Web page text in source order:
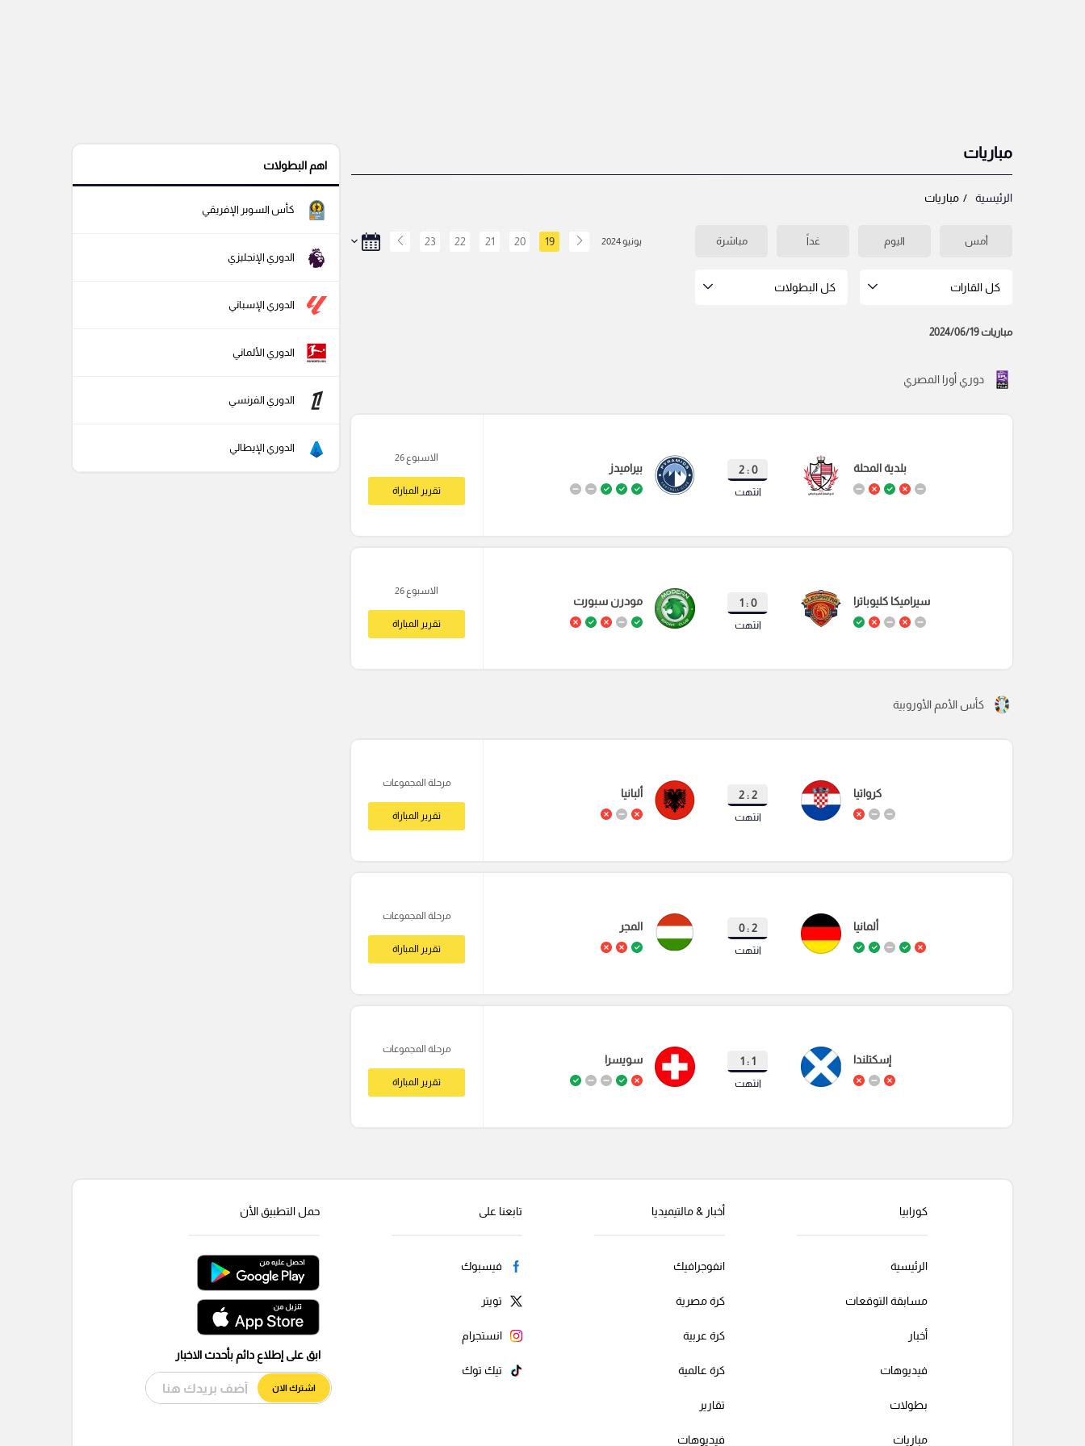
مباريات
الرئيسية مباريات
أمس اليوم غداً مباشرة يونيو 2024 19
20
21
22
23
كل القارات كل البطولات
مباريات 2024/06/19
دوري أورا المصري
بلدية المحلة 0 : 2
انتهت
بيراميدز
الاسبوع 26
تقرير المباراة
سيراميكا كليوباترا 0 : 1
انتهت
مودرن سبورت
الاسبوع 26
تقرير المباراة
كأس الأمم الأوروبية
كرواتيا 2 : 2
انتهت
ألبانيا
مرحلة المجموعات
تقرير المباراة
ألمانيا 2 : 0
انتهت
المجر
مرحلة المجموعات
تقرير المباراة
إسكتلندا 1 : 1
انتهت
سويسرا
مرحلة المجموعات
تقرير المباراة
اهم البطولات
كأس السوبر الإفريقي
الدوري الإنجليزي
الدوري الإسباني
الدوري الألماني
الدوري الفرنسي
الدوري الإيطالي
كورابيا
الرئيسية
مسابقة التوقعات
أخبار
فيديوهات
بطولات
مباريات
أخبار & مالتيميديا
انفوجرافيك
كرة مصرية
كرة عربية
كرة عالمية
تقارير
فيديوهات
تابعنا على
فيسبوك
تويتر
انستجرام
تيك توك
حمل التطبيق الأن
ابق على إطلاع دائم بأحدث الاخبار
اشترك الان